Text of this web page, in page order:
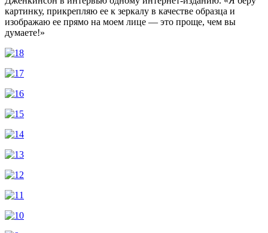
картинку, прикрепляю ее к зеркалу в качестве образца и
изображаю ее прямо на моем лице — это проще, чем вы
думаете!»